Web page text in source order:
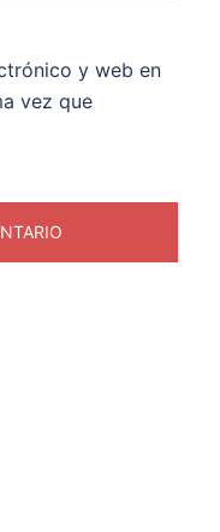
y web en
vez que